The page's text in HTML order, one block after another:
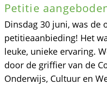
Petitie
Dinsdag 30 juni, was de
petitieaanbieding! Het
leuke, unieke ervaring.
door de griffier van de
Onderwijs, Cultuur en